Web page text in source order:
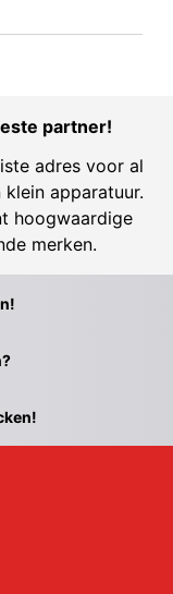
partner!
adres voor al
apparatuur.
hoogwaardige
merken.